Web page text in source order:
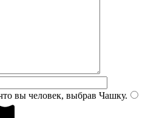
вы человек, выбрав Чашку.